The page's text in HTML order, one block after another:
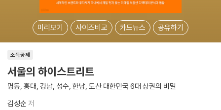
미리보기 사이즈비교 카드뉴스 공유하기
소득공제
서울의 하이스트리트
명동, 홍대, 강남, 성수, 한남, 도산 대한민국 6대 상권의 비밀
김성순 저